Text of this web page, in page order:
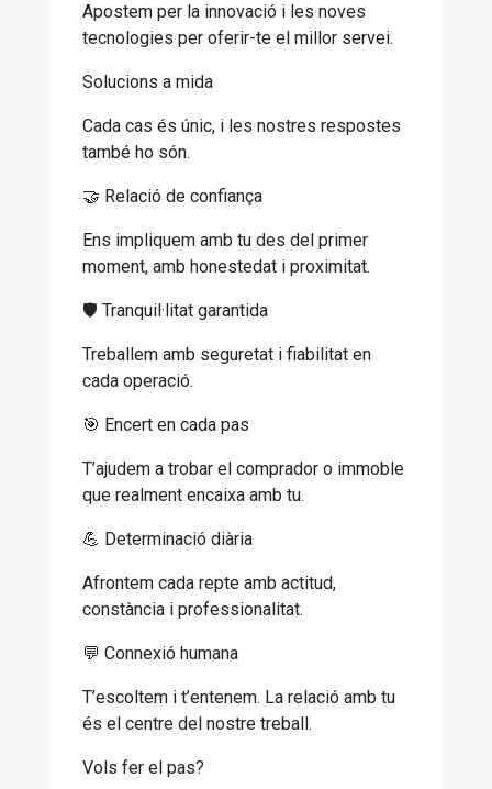
Apostem per la innovació i les noves
tecnologies per oferir-te el millor servei.
Solucions a mida
Cada cas és únic, i les nostres respostes
també ho són.
🤝 Relació de confiança
Ens impliquem amb tu des del primer
moment, amb honestedat i proximitat.
🛡️ Tranquil·litat garantida
Treballem amb seguretat i fiabilitat en
cada operació.
🎯 Encert en cada pas
T’ajudem a trobar el comprador o immoble
que realment encaixa amb tu.
💪 Determinació diària
Afrontem cada repte amb actitud,
constància i professionalitat.
💬 Connexió humana
T’escoltem i t’entenem. La relació amb tu
és el centre del nostre treball.
Vols fer el pas?